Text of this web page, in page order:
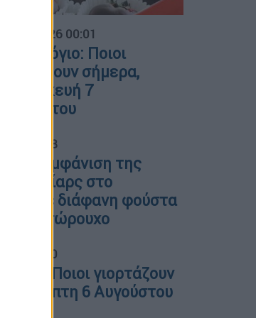
07-08-2026 00:01
Εορτολόγιο: Ποιοι
γιορτάζουν σήμερα,
Παρασκευή 7
Αυγούστου
13:38
εμφάνιση της
Σπίαρς στο
με διάφανη φούστα
εσώρουχο
00:00
Ποιοι γιορτάζουν
Πέμπτη 6 Αυγούστου